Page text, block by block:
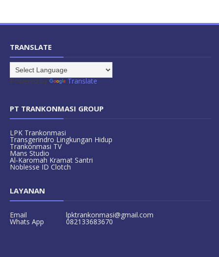
TRANSLATE
Powered by Translate
PT TRANKONMASI GROUP
LPK Trankonmasi
Transgerindro Lingkungan Hidup
Trankonmasi TV
Mans Studio
Al-Karomah Kramat Santri
Noblesse ID Clotch
LAYANAN
Email lpktrankonmasi@gmail.com
Whats App 082133683670